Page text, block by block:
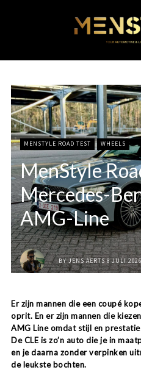
MENSTYLE ROAD TEST WHEELS
MenStyle
Mercedes-
AMG-Line
BY JENS AERTS 8 JULI 2026
Er zijn mannen die een coupé
oprit. En er zijn mannen die
AMG Line omdat stijl en
De CLE is zo’n auto die je in
en je daarna zonder verpinken
de leukste bochten.